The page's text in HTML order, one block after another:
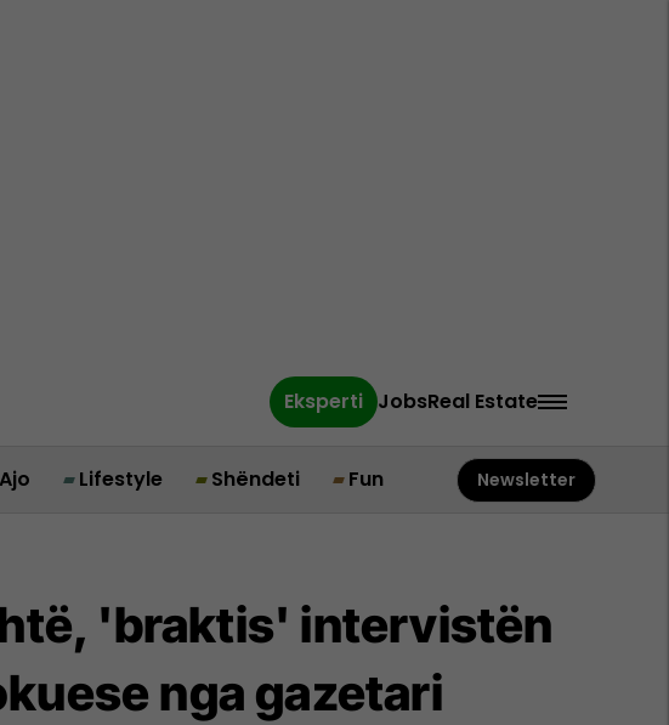
Eksperti JobsReal Estate
Ajo Lifestyle Shëndeti Fun Newsletter
'braktis' intervistën
nga gazetari